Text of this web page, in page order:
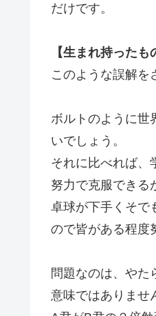
だけです。
【生まれ持った
このような誤解を
ボルトのように世
いでしょう。
それに比べれば、
努力で克服できる
卓球が下手くそで
ので皆がある程度
問題なのは、やた
意味ではありませ